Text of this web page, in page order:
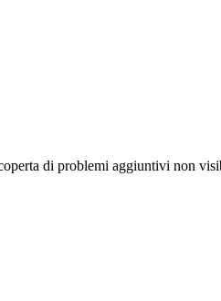
di problemi aggiuntivi non